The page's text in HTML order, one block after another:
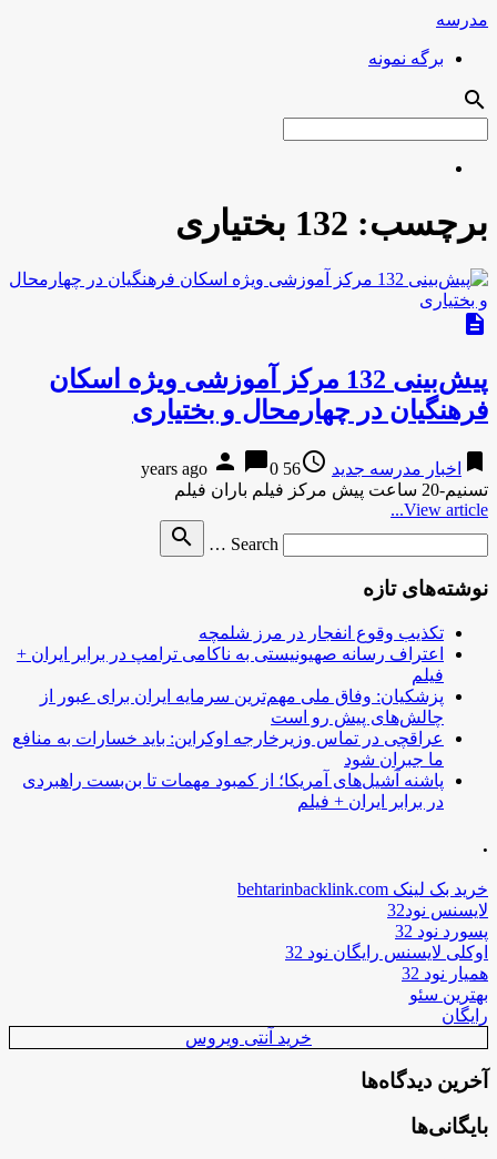
مدرسه
برگه نمونه
search
برچسب: 132 بختیاری
description
پیش‌بینی 132 مرکز آموزشی ویژه اسکان
فرهنگیان در چهارمحال و بختیاری
bookmark اخبار مدرسه جدید access_time
56 years ago
person chat_bubble0
تسنیم-20 ساعت پیش مرکز فیلم باران فیلم
View article...
Search …
search
نوشته‌های تازه
تکذیب وقوع انفجار در مرز شلمچه
اعتراف رسانه صهیونیستی به ناکامی ترامپ در برابر ایران +
فیلم
پزشکیان: وفاق ملی مهم‌ترین سرمایه ایران برای عبور از
چالش‌های پیش رو است
عراقچی در تماس وزیرخارجه اوکراین: باید خسارات به منافع
ما جبران شود
پاشنه آشیل‌های آمریکا؛ از کمبود مهمات تا بن‌بست راهبردی
در برابر ایران + فیلم
.
خرید بک لینک behtarinbacklink.com
لایسنس نود32
پسورد نود 32
اوکلی لایسنس رایگان نود 32
همیار نود 32
بهترین سئو
رایگان
خرید آنتی ویروس
آخرین دیدگاه‌ها
بایگانی‌ها